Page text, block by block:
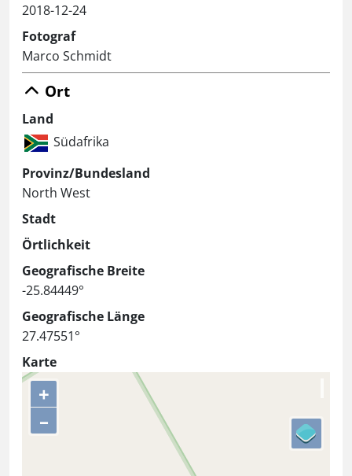
2018-12-24
Fotograf
Marco Schmidt
Ort
Land
Südafrika
Provinz/Bundesland
North West
Stadt
Örtlichkeit
Geografische Breite
-25.84449°
Geografische Länge
27.47551°
Karte
+
–